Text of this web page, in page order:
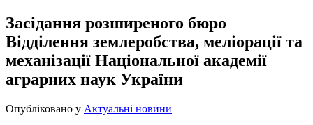
Засідання розширеного бюро
Відділення землеробства, меліорації та
механізації Національної академії
аграрних наук України
Опубліковано у Актуальні новини